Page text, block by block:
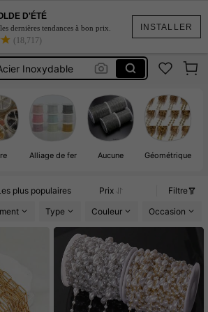
INSTALLER
D'ÉTÉ
dernières tendances à bon prix.
(18,717)
Inoxydable
Alliage de fer Aucune Géométrique
plus populaires Prix
Filtre
Type Couleur Occasion